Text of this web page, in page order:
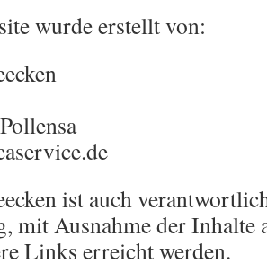
wurde erstellt von:
ist auch
mit Ausnahme der Inhalte
Links erreicht werden.